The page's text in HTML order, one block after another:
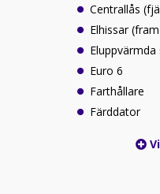
Centrallås
Elhissar
Euro 6
Farthållare
Färddator